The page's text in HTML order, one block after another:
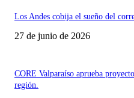
Los Andes cobija el sueño del
27 de junio de 2026
CORE Valparaíso aprueba
región.